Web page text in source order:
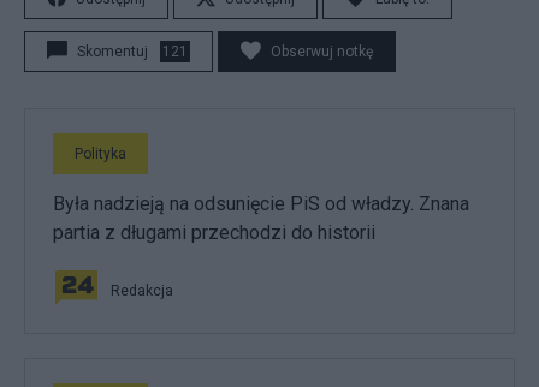
Skomentuj 121 Obserwuj notkę
Polityka
Była nadzieją na odsunięcie PiS od władzy. Znana
partia z długami przechodzi do historii
Redakcja